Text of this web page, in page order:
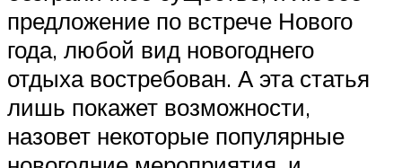
предложение по встрече Нового
года, любой вид новогоднего
отдыха востребован. А эта статья
лишь покажет возможности,
назовет некоторые популярные